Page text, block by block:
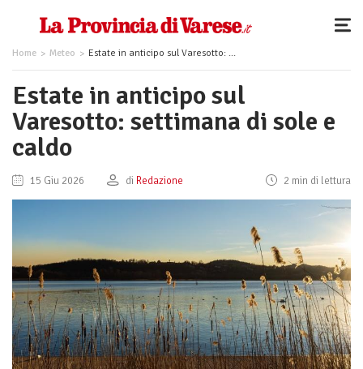
Home Meteo Estate in anticipo sul Varesotto: settimana di sole e caldo
Estate in anticipo sul
Varesotto: settimana di sole e
caldo
15 Giu 2026 di Redazione 2 min di lettura